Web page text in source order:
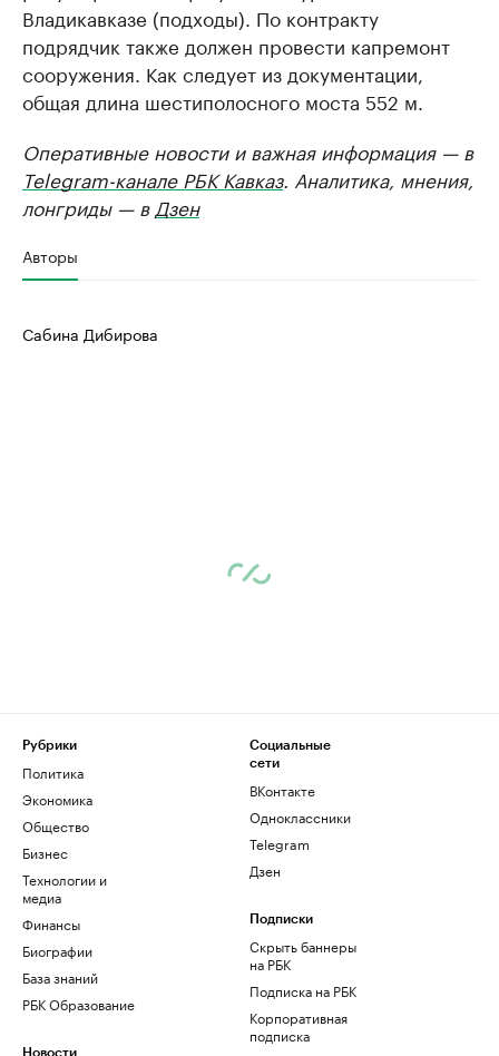
Владикавказе (подходы). По контракту
подрядчик также должен провести капремонт
сооружения. Как следует из документации,
общая длина шестиполосного моста 552 м.
Оперативные новости и важная информация — в
Telegram-канале РБК Кавказ. Аналитика, мнения,
лонгриды — в Дзен
Авторы
Сабина Дибирова
Рубрики
Политика
Экономика
Общество
Бизнес
Технологии и
медиа
Финансы
Биографии
База знаний
РБК Образование
Новости
Социальные
сети
ВКонтакте
Одноклассники
Telegram
Дзен
Подписки
Скрыть баннеры
на РБК
Подписка на РБК
Корпоративная
подписка